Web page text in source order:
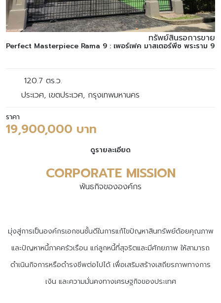
ทรัพย์สินรอการขาย
Perfect Masterpiece Rama 9 : เพอร์เฟค มาสเตอร์พีซ พระราม 9
120.7 ตร.ว.
ประเวศ, เขตประเวศ, กรุงเทพมหานคร
ราคา
19,900,000 บาท
ดูรายละเอียด
CORPORATE MISSION
พันธกิจขององค์กร
มุ่งสู่การเป็นองค์กรเอกชนชั้นดีในการแก้ไขปัญหาสินทรัพย์ด้อยคุณภาพ
และปัญหาหนี้ภาคครัวเรือน แก่ลูกหนี้ที่สุจริตและมีศักยภาพ ให้สามารถ
ดำเนินกิจการหรือดำรงชีพต่อไปได้ เพื่อเสริมสร้างเสถียรภาพทางการ
เงิน และความมั่นคงทางเศรษฐกิจของประเทศ